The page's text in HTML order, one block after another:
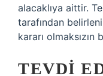
alacaklıya aittir.
tarafından
kararı
TEVDI